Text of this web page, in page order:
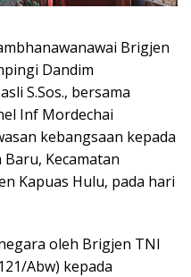
Brigjen
Dandim
S.Sos., bersama
Inf Mordechai
kebangsaan kepada
Kecamatan
Kapuas Hulu, pada hari
oleh Brigjen TNI
Abw) kepada